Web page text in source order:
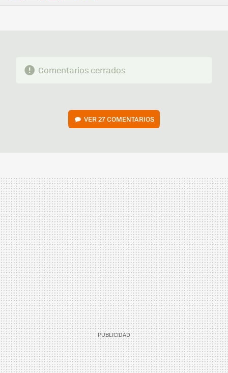
FACEBOOK
TWITTERFLIPBOARD
E-
WHATSAPP
Comentarios cerrados
VER27 COMENTARIOS